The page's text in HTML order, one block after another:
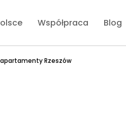
Współpraca Blog
Rzeszów